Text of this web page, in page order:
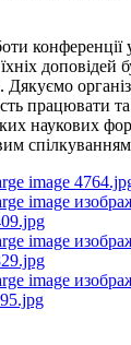
доповідей
Дякуємо
працювати та
наукових